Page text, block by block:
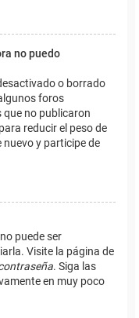
no puedo
o borrado
foros
que no publicaron
reducir el peso de
nuevo y participe de
puede ser
Visite la página de
. Siga las
en muy poco